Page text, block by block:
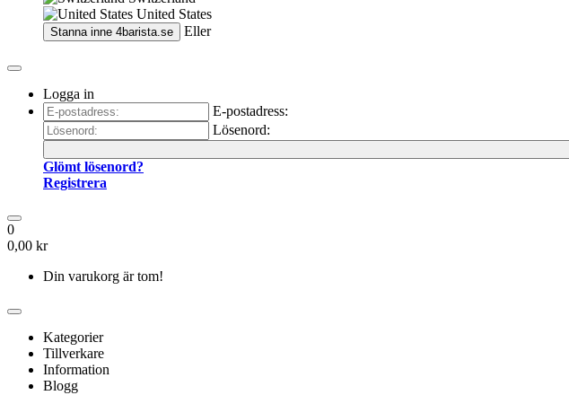
United States
Stanna inne 4barista.se Eller
Logga in
E-postadress:
Lösenord:
Glömt lösenord?
Registrera
0
0,00 kr
Din varukorg är tom!
Kategorier
Tillverkare
Information
Blogg